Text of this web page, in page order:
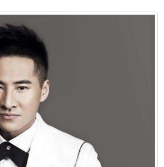
|北京梦之星影视策划有限公司
流程包括哪些?明星代言的工作流程
代言费【8月实时更新】报价表